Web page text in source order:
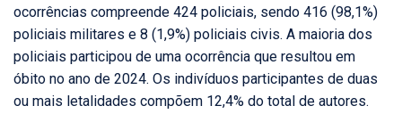
ocorrências compreende 424 policiais, sendo 416 (98,1%)
policiais militares e 8 (1,9%) policiais civis. A maioria dos
policiais participou de uma ocorrência que resultou em
óbito no ano de 2024. Os indivíduos participantes de duas
ou mais letalidades compõem 12,4% do total de autores.